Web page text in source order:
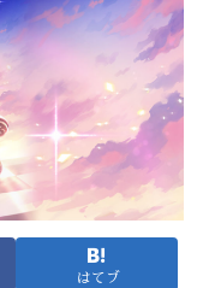
はてブ